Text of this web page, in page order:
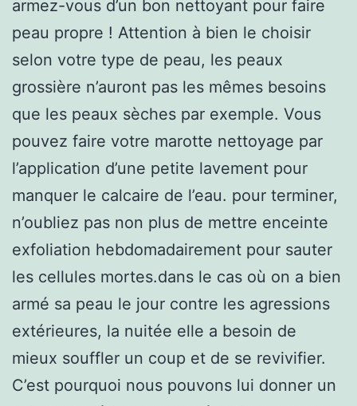
armez-vous d’un bon nettoyant pour faire
peau propre ! Attention à bien le choisir
selon votre type de peau, les peaux
grossière n’auront pas les mêmes besoins
que les peaux sèches par exemple. Vous
pouvez faire votre marotte nettoyage par
l’application d’une petite lavement pour
manquer le calcaire de l’eau. pour terminer,
n’oubliez pas non plus de mettre enceinte
exfoliation hebdomadairement pour sauter
les cellules mortes.dans le cas où on a bien
armé sa peau le jour contre les agressions
extérieures, la nuitée elle a besoin de
mieux souffler un coup et de se revivifier.
C’est pourquoi nous pouvons lui donner un